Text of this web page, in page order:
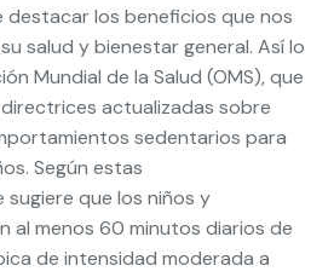
destacar los beneficios que nos
salud y bienestar general. Así lo
Mundial de la Salud (OMS), que
actualizadas sobre
sedentarios para
Según estas
sugiere que los niños y
al menos 60 minutos diarios de
de intensidad moderada a